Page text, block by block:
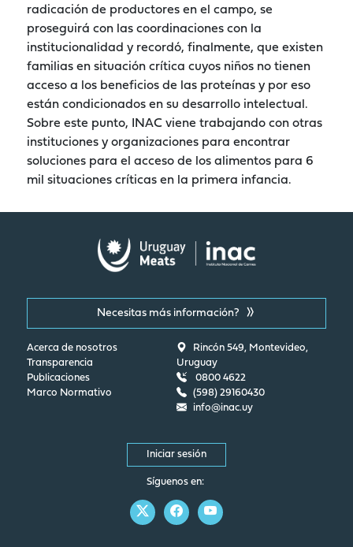
radicación de productores en el campo, se
proseguirá con las coordinaciones con la
institucionalidad y recordó, finalmente, que existen
familias en situación crítica cuyos niños no tienen
acceso a los beneficios de las proteínas y por eso
están condicionados en su desarrollo intelectual.
Sobre este punto, INAC viene trabajando con otras
instituciones y organizaciones para encontrar
soluciones para el acceso de los alimentos para 6
mil situaciones críticas en la primera infancia.
Necesitas más información?
Acerca de nosotros
Transparencia
Publicaciones
Marco Normativo
Rincón 549, Montevideo,
Uruguay
0800 4622
(598) 29160430
info@inac.uy
Iniciar sesión
Síguenos en: